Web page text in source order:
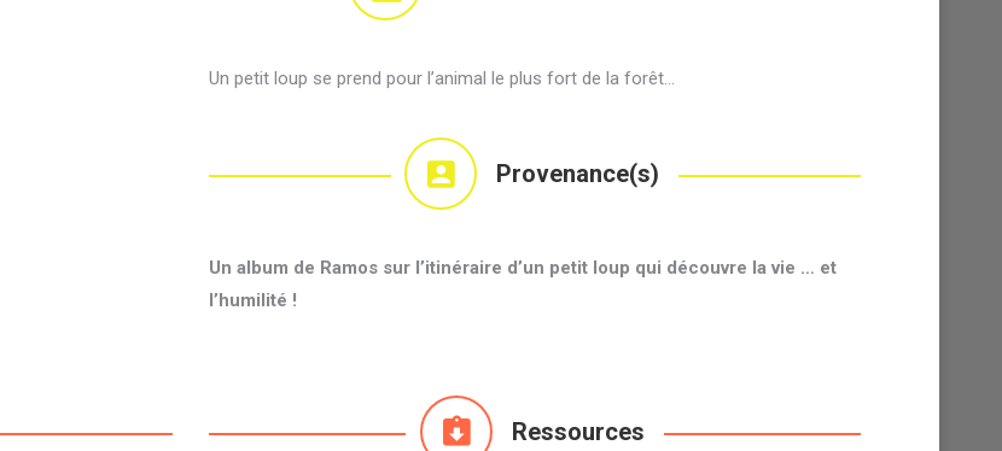
Un petit loup se prend pour l’animal le plus fort de la forêt…
Provenance(s)
Un album de Ramos sur l’itinéraire d’un petit loup qui découvre la vie … et
l’humilité !
Ressources